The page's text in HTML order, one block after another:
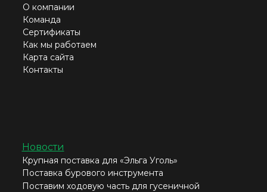
Новости
Крупная поставка для «Эльга Уголь»
Поставка бурового инструмента
Поставим ходовую часть для гусеничной
О компании
Команда
Сертификаты
Как мы работаем
Карта сайта
Контакты